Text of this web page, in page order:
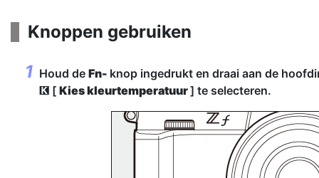
Knoppen gebruiken
Houd de Fn- knop ingedrukt en draai aan de
K [ Kies kleurtemperatuur] te selecteren.